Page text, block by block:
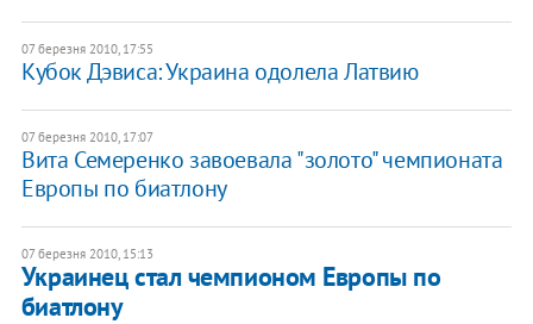
07 березня 2010, 17:55
Кубок Дэвиса: Украина одолела Латвию
07 березня 2010, 17:07
Вита Семеренко завоевала "золото" чемпионата
Европы по биатлону
07 березня 2010, 15:13
Украинец стал чемпионом Европы по
биатлону